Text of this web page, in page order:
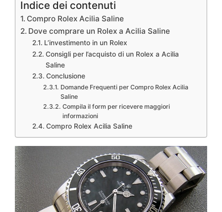
Indice dei contenuti
Compro Rolex Acilia Saline
Dove comprare un Rolex a Acilia Saline
L’investimento in un Rolex
Consigli per l’acquisto di un Rolex a Acilia
Saline
Conclusione
Domande Frequenti per Compro Rolex Acilia
Saline
Compila il form per ricevere maggiori
informazioni
Compro Rolex Acilia Saline